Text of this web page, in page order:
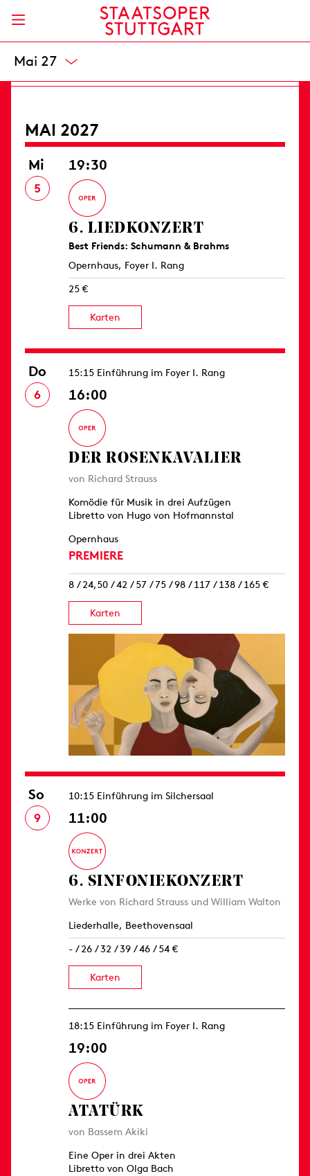
Apr 27
Opernhaus
8 / 18,50 / 29 / 43 / 58 / 72 / 90 / 108 / 126 €
MAI 2027
Mi
5
19:30
6. LIED­KONZERT
Best Friends: Schumann & Brahms
Opernhaus, Foyer I. Rang
25 €
Karten
Do
6
15:15 Einführung im Foyer I. Rang
16:00
DER ROSEN­KAVALIER
von Richard Strauss
Komödie für Musik in drei Aufzügen
Libretto von Hugo von Hofmannstal
Opernhaus
PREMIERE
8 / 24,50 / 42 / 57 / 75 / 98 / 117 / 138 / 165 €
Karten
So
9
10:15 Einführung im Silchersaal
11:00
6. SINFONIE­KONZERT
Werke von Richard Strauss und William Walton
Liederhalle, Beethovensaal
- / 26 / 32 / 39 / 46 / 54 €
Karten
18:15 Einführung im Foyer I. Rang
19:00
ATATÜRK
von Bassem Akiki
Eine Oper in drei Akten
Libretto von Olga Bach